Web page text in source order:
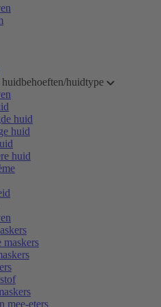
huidtype
huid
huid
huid
maskers
mee-eters